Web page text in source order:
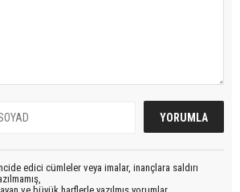
edici cümleler veya imalar, inançlara saldırı